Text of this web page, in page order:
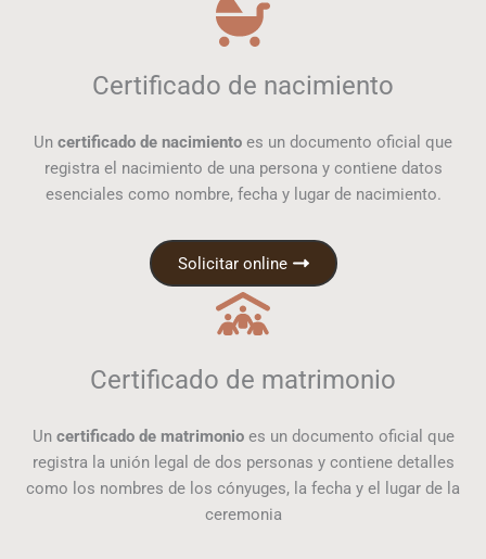
Certificado de nacimiento
Un certificado de nacimiento es un documento oficial que
registra el nacimiento de una persona y contiene datos
esenciales como nombre, fecha y lugar de nacimiento.
Solicitar online
Certificado de matrimonio
Un certificado de matrimonioes un documento oficial que
registra la unión legal de dos personas y contiene detalles
como los nombres de los cónyuges, la fecha y el lugar de la
ceremonia